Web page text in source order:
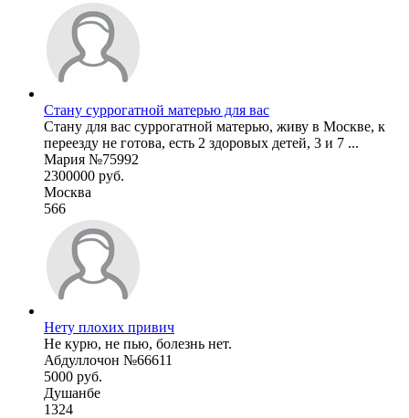
Стану суррогатной матерью для вас
Стану для вас суррогатной матерью, живу в Москве, к
переезду не готова, есть 2 здоровых детей, 3 и 7 ...
Мария №75992
2300000 руб.
Москва
566
Нету плохих привич
Не курю, не пью, болезнь нет.
Абдуллочон №66611
5000 руб.
Душанбе
1324